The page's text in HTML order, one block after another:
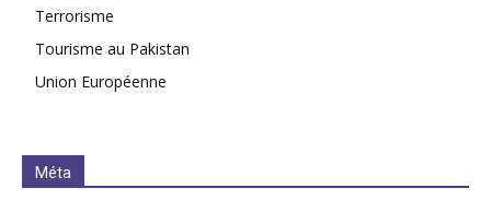
Terrorisme
Tourisme au Pakistan
Union Européenne
Méta